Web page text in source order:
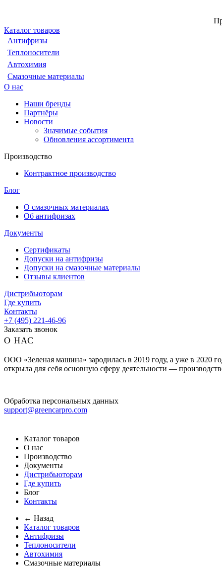
Каталог товаров
Антифризы
Теплоносители
Автохимия
Смазочные материалы
О нас
Наши бренды
Партнёры
Новости
Значимые события
Обновления ассортимента
Производство
Контрактное производство
Блог
О смазочных материалах
Об антифризах
Документы
Сертификаты
Допуски на антифризы
Допуски на смазочные материалы
Отзывы клиентов
Дистрибьюторам
Где купить
Контакты
+7 (495) 221-46-96
Заказать звонок
О НАС
ООО «Зеленая машина» зародилась в 2019 году, а уже в 2020
открыла для себя основную сферу деятельности —
Обработка персональных данных
support@greencarpro.com
Каталог товаров
О нас
Производство
Документы
Дистрибьюторам
Где купить
Блог
Контакты
← Назад
Каталог товаров
Антифризы
Теплоносители
Автохимия
Смазочные материалы